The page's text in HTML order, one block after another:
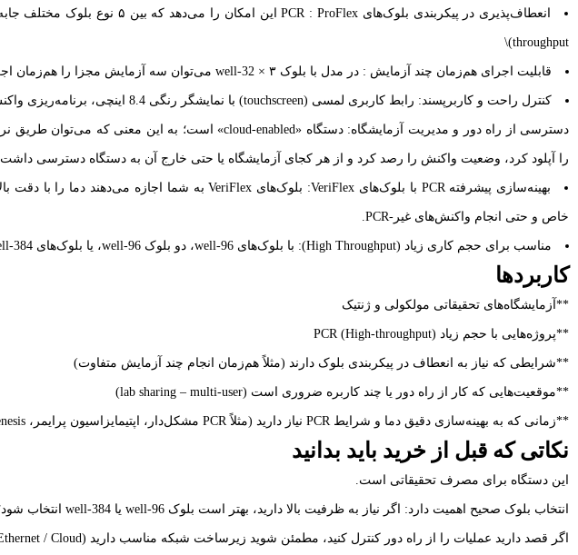
throughput)\
قابلیت اجرای هم‌زمان چند آزمایش : در مدل با بلوک ۳ × 32-well می‌توان سه آزمایش مجزا را هم‌زمان اجرا کرد — هرکدام مستقل از دیگری — بدون تداخل در دما یا شرایط.
کنترل راحت و کاربرپسند: رابط کاربری لمسی (touchscreen) با نمایشگر رنگی 8.4 اینچی، برنامه‌ریزی واکنش و تنظیم پارامترها را ساده می‌کند.
را آپلود کرد، وضعیت واکنش را رصد کرد و از هر کجای آزمایشگاه یا حتی خارج آن به دستگاه دسترسی داشت.
خاص و حتی انجام واکنش‌های غیر-PCR.
مناسب برای حجم کاری زیاد (High Throughput): با بلوک‌های 96-well، دو بلوک 96-well، یا بلوک‌های 384-well، می‌توان تعداد زیادی واکنش PCR را به‌صورت هم‌زمان اجرا کرد.
کاربردها
**آزمایشگاه‌های تحقیقاتی مولکولی و ژنتیک
**پروژه‌هایی با حجم زیاد PCR (High-throughput)
**شرایطی که نیاز به انعطاف در پیکربندی بلوک دارند (مثلاً هم‌زمان انجام چند آزمایش متفاوت)
**موقعیت‌هایی که کار از راه دور یا چند کاربره ضروری است (lab sharing – multi-user)
**زمانی که به بهینه‌سازی دقیق دما و شرایط PCR نیاز دارید (مثلاً PCR مشکل‌دار، اپتیمایزاسیون پرایمر، mutagenesis و …)
نکاتی که قبل از خرید باید بدانید
این دستگاه برای مصرف تحقیقاتی است.
انتخاب بلوک صحیح اهمیت دارد: اگر نیاز به ظرفیت بالا دارید، بهتر است بلوک 96-well یا 384-well انتخاب شود؛ اگر چند آزمایش مستقل دارید، بلوک 3×32-well مناسب است.
اگر قصد دارید عملیات را از راه دور کنترل کنید، مطمئن شوید زیرساخت شبکه مناسب دارید (WiFi / Ethernet / Cloud).